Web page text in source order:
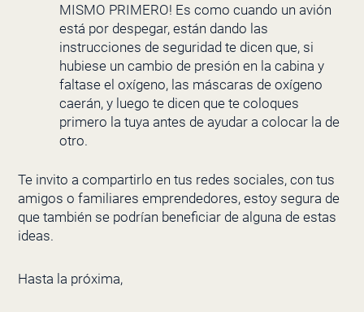
MISMO PRIMERO! Es como cuando un avión
está por despegar, están dando las
instrucciones de seguridad te dicen que, si
hubiese un cambio de presión en la cabina y
faltase el oxígeno, las máscaras de oxígeno
caerán, y luego te dicen que te coloques
primero la tuya antes de ayudar a colocar la de
otro.
Te invito a compartirlo en tus redes sociales, con tus
amigos o familiares emprendedores, estoy segura de
que también se podrían beneficiar de alguna de estas
ideas.
Hasta la próxima,